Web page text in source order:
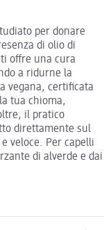
per donare
di olio di
offre una cura
a ridurne la
vegana, certificata
tua chioma,
il pratico
direttamente sul
veloce. Per capelli
di alverde e dai